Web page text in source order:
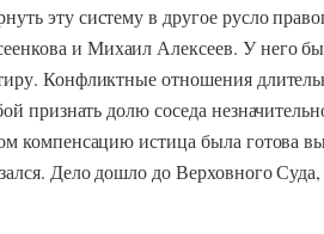
эту систему в другое русло
и Михаил Алексеев. У него
Конфликтные отношения
признать долю соседа
компенсацию истица была готова
Дело дошло до Верховного